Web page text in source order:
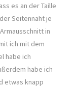
es an der Taille
Seitennaht je
in
ich mit dem
habe ich
habe ich
etwas knapp